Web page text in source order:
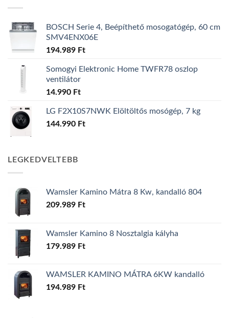
BOSCH Serie 4, Beépíthető mosogatógép, 60 cm
SMV4ENX06E
194.989 Ft
Somogyi Elektronic Home TWFR78 oszlop
ventilátor
14.990 Ft
LG F2X10S7NWK Elöltöltős mosógép, 7 kg
144.990 Ft
LEGKEDVELTEBB
Wamsler Kamino Mátra 8 Kw, kandalló 804
209.989 Ft
Wamsler Kamino 8 Nosztalgia kályha
179.989 Ft
WAMSLER KAMINO MÁTRA 6KW kandalló
194.989 Ft